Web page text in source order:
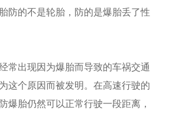
防的不是轮胎，防的是爆胎丢了性
常出现因为爆胎而导致的车祸交通
这个原因而被发明。在高速行驶的
爆胎仍然可以正常行驶一段距离，